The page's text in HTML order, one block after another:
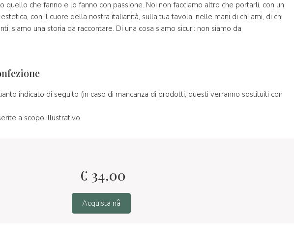
quello che fanno e lo fanno con passione. Noi non facciamo altro che portarli, con un
con il cuore della nostra italianità, sulla tua tavola, nelle mani di chi ami, di chi
siamo una storia da raccontare. Di una cosa siamo sicuri: non siamo da
indicato di seguito (in caso di mancanza di prodotti, questi verranno sostituiti con
a scopo illustrativo.
€ 34.00
Acquista nå